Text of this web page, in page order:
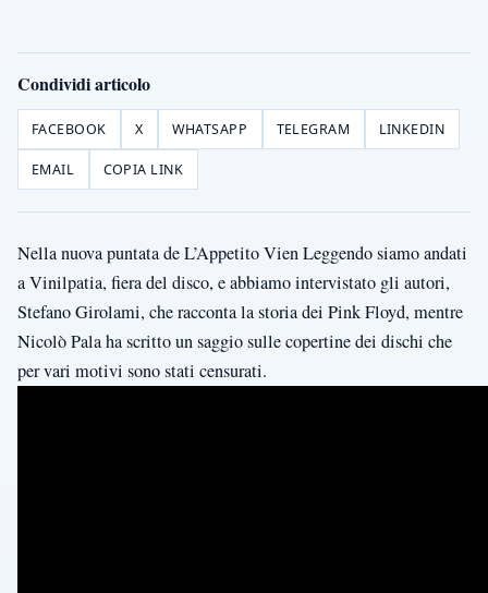
Condividi articolo
FACEBOOK X WHATSAPP TELEGRAM LINKEDIN
EMAIL COPIA LINK
Nella nuova puntata de L’Appetito Vien Leggendo siamo andati
a Vinilpatia, fiera del disco, e abbiamo intervistato gli autori,
Stefano Girolami, che racconta la storia dei Pink Floyd, mentre
Nicolò Pala ha scritto un saggio sulle copertine dei dischi che
per vari motivi sono stati censurati.